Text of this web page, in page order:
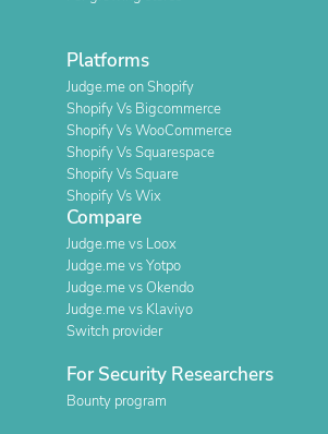
Platforms
Judge.me on Shopify
Shopify Vs Bigcommerce
Shopify Vs WooCommerce
Shopify Vs Squarespace
Shopify Vs Square
Shopify Vs Wix
Compare
Judge.me vs Loox
Judge.me vs Yotpo
Judge.me vs Okendo
Judge.me vs Klaviyo
Switch provider
For Security Researchers
Bounty program